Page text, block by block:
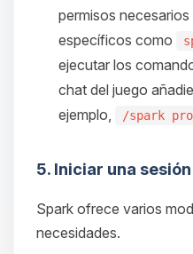
permisos
específicos como
ejecutar los
chat del juego
ejemplo,
/spark
5. Iniciar una
Spark ofrece varios
necesidades.